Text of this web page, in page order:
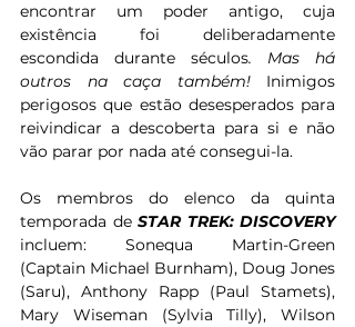
encontrar um poder antigo, cuja
existência foi deliberadamente
escondida durante séculos. Mas há
outros na caça também! Inimigos
perigosos que estão desesperados para
reivindicar a descoberta para si e não
vão parar por nada até consegui-la.
Os membros do elenco da quinta
temporada de STAR TREK: DISCOVERY
incluem: Sonequa Martin-Green
(Captain Michael Burnham), Doug Jones
(Saru), Anthony Rapp (Paul Stamets),
Mary Wiseman (Sylvia Tilly), Wilson